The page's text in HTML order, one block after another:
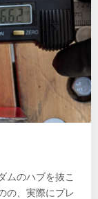
ムのハブを抜こ
の、実際にプレ